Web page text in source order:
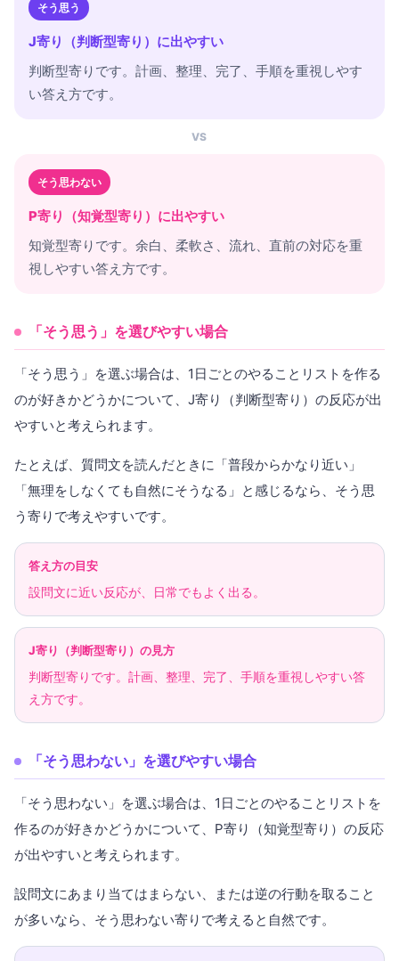
そう思う
J寄り（判断型寄り）に出やすい
判断型寄りです。計画、整理、完了、手順を重視しやす
い答え方です。
VS
そう思わない
P寄り（知覚型寄り）に出やすい
知覚型寄りです。余白、柔軟さ、流れ、直前の対応を重
視しやすい答え方です。
「そう思う」を選びやすい場合
「そう思う」を選ぶ場合は、1日ごとのやることリストを作る
のが好きかどうかについて、J寄り（判断型寄り）の反応が出
やすいと考えられます。
たとえば、質問文を読んだときに「普段からかなり近い」
「無理をしなくても自然にそうなる」と感じるなら、そう思
う寄りで考えやすいです。
答え方の目安
設問文に近い反応が、日常でもよく出る。
J寄り（判断型寄り）の見方
判断型寄りです。計画、整理、完了、手順を重視しやすい答
え方です。
「そう思わない」を選びやすい場合
「そう思わない」を選ぶ場合は、1日ごとのやることリストを
作るのが好きかどうかについて、P寄り（知覚型寄り）の反応
が出やすいと考えられます。
設問文にあまり当てはまらない、または逆の行動を取ること
が多いなら、そう思わない寄りで考えると自然です。